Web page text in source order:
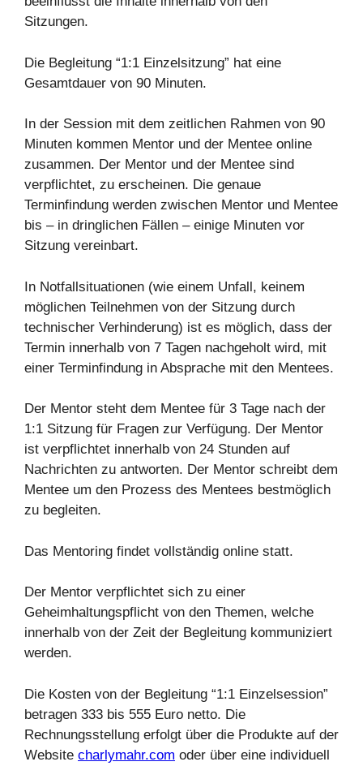
Sitzungen.
Die Begleitung “1:1 Einzelsitzung” hat eine
Gesamtdauer von 90 Minuten.
In der Session mit dem zeitlichen Rahmen von 90
Minuten kommen Mentor und der Mentee online
zusammen. Der Mentor und der Mentee sind
verpflichtet, zu erscheinen. Die genaue
Terminfindung werden zwischen Mentor und Mentee
bis – in dringlichen Fällen – einige Minuten vor
Sitzung vereinbart.
In Notfallsituationen (wie einem Unfall, keinem
möglichen Teilnehmen von der Sitzung durch
technischer Verhinderung) ist es möglich, dass der
Termin innerhalb von 7 Tagen nachgeholt wird, mit
einer Terminfindung in Absprache mit den Mentees.
Der Mentor steht dem Mentee für 3 Tage nach der
1:1 Sitzung für Fragen zur Verfügung. Der Mentor
ist verpflichtet innerhalb von 24 Stunden auf
Nachrichten zu antworten. Der Mentor schreibt dem
Mentee um den Prozess des Mentees bestmöglich
zu begleiten.
Das Mentoring findet vollständig online statt.
Der Mentor verpflichtet sich zu einer
Geheimhaltungspflicht von den Themen, welche
innerhalb von der Zeit der Begleitung kommuniziert
werden.
Die Kosten von der Begleitung “1:1 Einzelsession”
betragen 333 bis 555 Euro netto. Die
Rechnungsstellung erfolgt über die Produkte auf der
Website charlymahr.com oder über eine individuell